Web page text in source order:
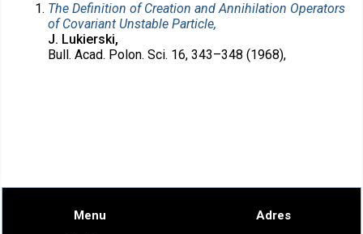
The Definition of Creation and Annihilation Operators
of Covariant Unstable Particle,
J. Lukierski,
Bull. Acad. Polon. Sci. 16, 343–348 (1968),
Menu Adres